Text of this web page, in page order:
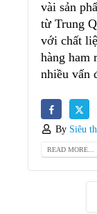
vài sản
từ Trung
với chất
hàng ham
nhiều vấn
By Siêu
READ MORE...